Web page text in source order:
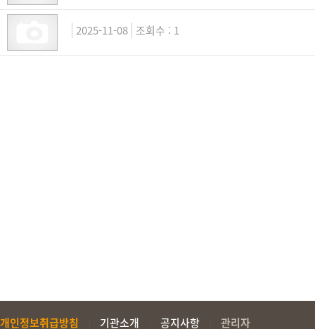
2025-11-08 1
개인정보취급방침 기관소개 공지사항 관리자